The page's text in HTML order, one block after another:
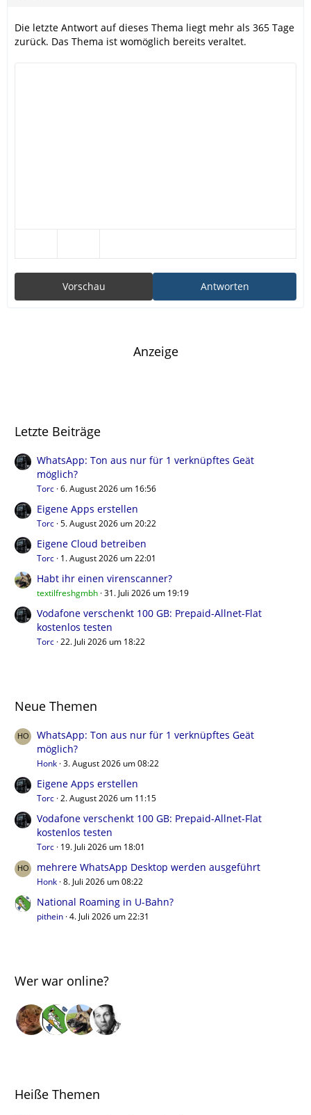
Die letzte Antwort auf dieses Thema liegt mehr als 365 Tage
zurück. Das Thema ist womöglich bereits veraltet.
Antworten
Vorschau
Anzeige
Letzte Beiträge
WhatsApp: Ton aus nur für 1 verknüpftes Geät
möglich?
Torc 6. August 2026 um 16:56
Eigene Apps erstellen
Torc 5. August 2026 um 20:22
Eigene Cloud betreiben
Torc 1. August 2026 um 22:01
Habt ihr einen virenscanner?
textilfreshgmbh 31. Juli 2026 um 19:19
Vodafone verschenkt 100 GB: Prepaid-Allnet-Flat
kostenlos testen
Torc 22. Juli 2026 um 18:22
Neue Themen
WhatsApp: Ton aus nur für 1 verknüpftes Geät
möglich?
Honk 3. August 2026 um 08:22
Eigene Apps erstellen
Torc 2. August 2026 um 11:15
Vodafone verschenkt 100 GB: Prepaid-Allnet-Flat
kostenlos testen
Torc 19. Juli 2026 um 18:01
mehrere WhatsApp Desktop werden ausgeführt
Honk 8. Juli 2026 um 08:22
National Roaming in U-Bahn?
pithein 4. Juli 2026 um 22:31
Wer war online?
Heiße Themen